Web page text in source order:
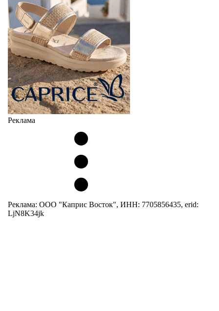
Реклама
Реклама: ООО "Каприс Восток", ИНН: 7705856435, erid:
LjN8K34jk